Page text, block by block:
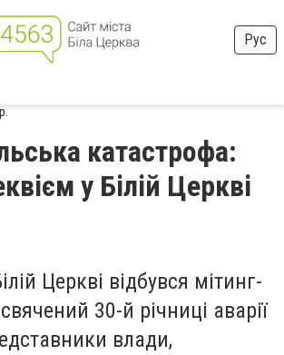
Рус
катастрофа:
у Білій Церкві
Церкві відбувся мітинг-
30-й річниці аварії
влади,